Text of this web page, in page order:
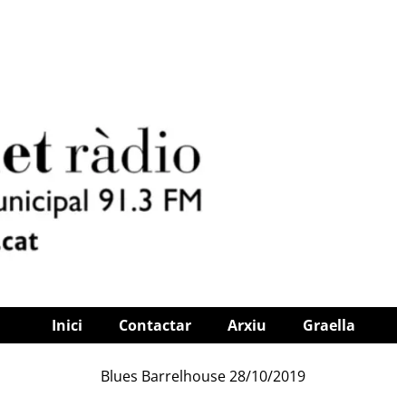
Inici Contactar Arxiu Graella
Blues Barrelhouse 28/10/2019